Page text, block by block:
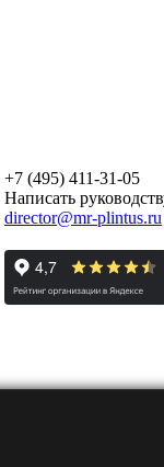
+7 (495) 411-31-05
Написать
director@mr-plintus.ru